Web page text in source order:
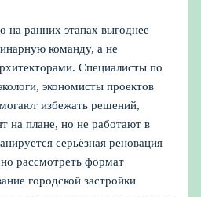
на ранних этапах выгоднее
команду, а не
Специалисты по
экономисты проектов
избежать решений,
на плане, но не работают в
серьёзная реновация
рассмотреть формат
городской застройки